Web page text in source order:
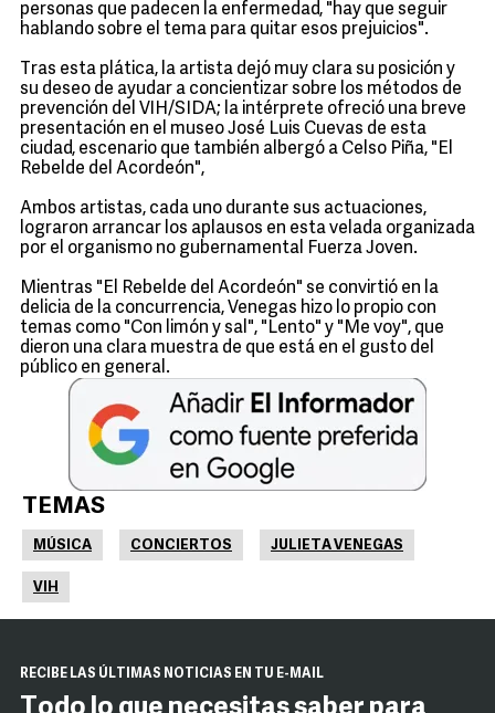
personas que padecen la enfermedad, "hay que seguir
hablando sobre el tema para quitar esos prejuicios".
Tras esta plática, la artista dejó muy clara su posición y
su deseo de ayudar a concientizar sobre los métodos de
prevención del VIH/SIDA; la intérprete ofreció una breve
presentación en el museo José Luis Cuevas de esta
ciudad, escenario que también albergó a Celso Piña, "El
Rebelde del Acordeón",
Ambos artistas, cada uno durante sus actuaciones,
lograron arrancar los aplausos en esta velada organizada
por el organismo no gubernamental Fuerza Joven.
Mientras "El Rebelde del Acordeón" se convirtió en la
delicia de la concurrencia, Venegas hizo lo propio con
temas como "Con limón y sal", "Lento" y "Me voy", que
dieron una clara muestra de que está en el gusto del
público en general.
TEMAS
MÚSICA CONCIERTOS JULIETA VENEGAS
VIH
RECIBE LAS ÚLTIMAS NOTICIAS EN TU E-MAIL